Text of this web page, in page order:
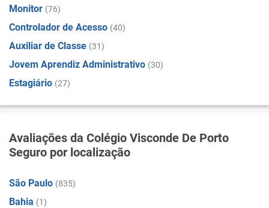
Monitor (76)
Controlador de Acesso (40)
Auxiliar de Classe (31)
Jovem Aprendiz Administrativo (30)
Estagiário (27)
Avaliações da Colégio Visconde De Porto
Seguro por localização
São Paulo (835)
Bahia (1)